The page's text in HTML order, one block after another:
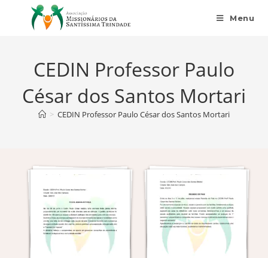
Menu
CEDIN Professor Paulo
César dos Santos Mortari
> CEDIN Professor Paulo César dos Santos Mortari